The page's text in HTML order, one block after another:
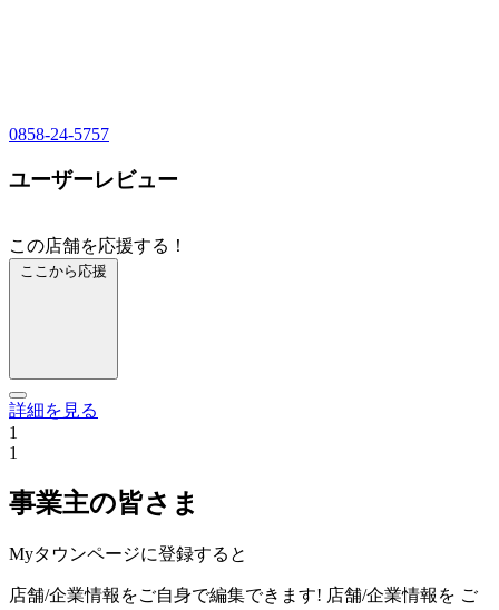
0858-24-5757
ユーザーレビュー
この店舗を応援する！
ここから応援
詳細を見る
1
1
事業主の皆さま
Myタウンページに登録すると
店舗/企業情報をご自身で編集できます! 店舗/企業情報を ご